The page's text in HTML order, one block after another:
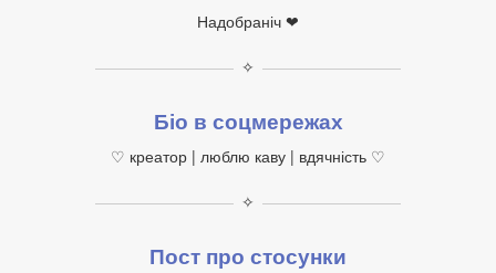
Надобраніч ❤
✧
Біо в соцмережах
♡ креатор | люблю каву | вдячність ♡
✧
Пост про стосунки